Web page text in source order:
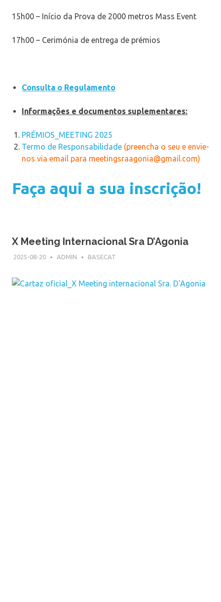
15h00 – Início da Prova de 2000 metros Mass Event
17h00 – Cerimónia de entrega de prémios
Consulta o Regulamento
Informações e documentos suplementares:
PRÉMIOS_MEETING 2025
Termo de Responsabilidade (preencha o seu e envie-
nos via email para meetingsraagonia@gmail.com)
Faça aqui a sua inscrição!
X Meeting Internacional Sra D’Agonia
2025-08-20 ADMIN BASECAT